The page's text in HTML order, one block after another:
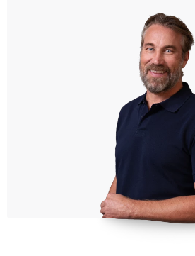
Bilförsäkring för företag
För förmedlare